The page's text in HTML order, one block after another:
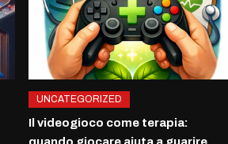
UNCATEGORIZED
Il videogioco come terapia: